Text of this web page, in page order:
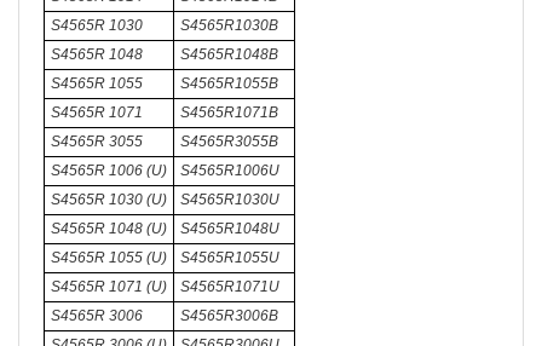
S4565R 1030
S4565R1030B
S4565R 1048
S4565R1048B
S4565R 1055
S4565R1055B
S4565R 1071
S4565R1071B
S4565R 3055
S4565R3055B
S4565R 1006 (U)
S4565R1006U
S4565R 1030 (U)
S4565R1030U
S4565R 1048 (U)
S4565R1048U
S4565R 1055 (U)
S4565R1055U
S4565R 1071 (U)
S4565R1071U
S4565R 3006
S4565R3006B